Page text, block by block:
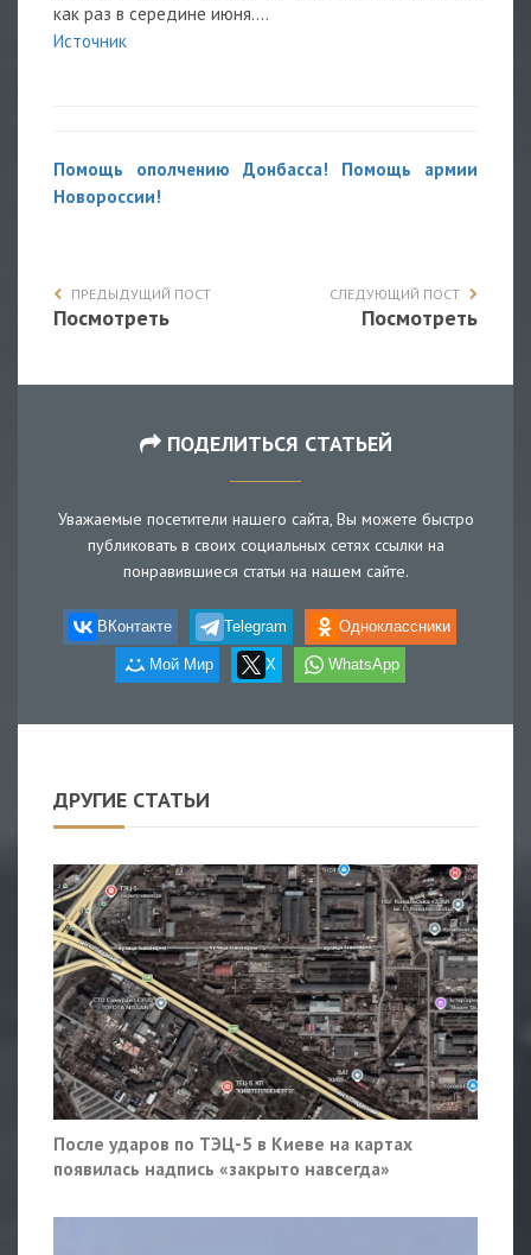
как раз в середине июня....
Источник
Помощь ополчению Донбасса! Помощь армии
Новороссии!
ПРЕДЫДУЩИЙ ПОСТ
Посмотреть
СЛЕДУЮЩИЙ ПОСТ
Посмотреть
ПОДЕЛИТЬСЯ СТАТЬЕЙ
Уважаемые посетители нашего сайта, Вы можете быстро
публиковать в своих социальных сетях ссылки на
понравившиеся статьи на нашем сайте.
ВКонтакте Telegram Одноклассники
Мой Мир X WhatsApp
ДРУГИЕ СТАТЬИ
После ударов по ТЭЦ-5 в Киеве на картах
появилась надпись «закрыто навсегда»